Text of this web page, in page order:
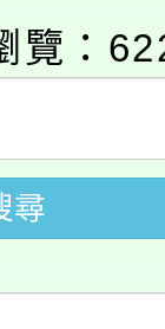
、社會
加。
序及
育課程
度第
結果(
知識
學生
民語歌
度第
覽：
尋